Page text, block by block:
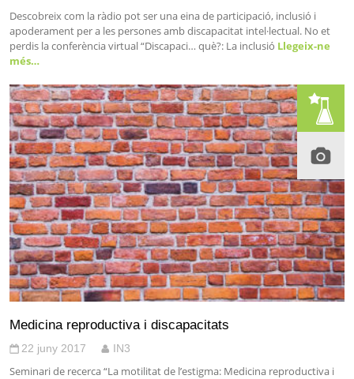
Descobreix com la ràdio pot ser una eina de participació, inclusió i
apoderament per a les persones amb discapacitat intel·lectual. No et
perdis la conferència virtual “Discapaci… què?: La inclusió Llegeix-ne
més…
Medicina reproductiva i discapacitats
22 juny 2017 IN3
Seminari de recerca “La motilitat de l’estigma: Medicina reproductiva i